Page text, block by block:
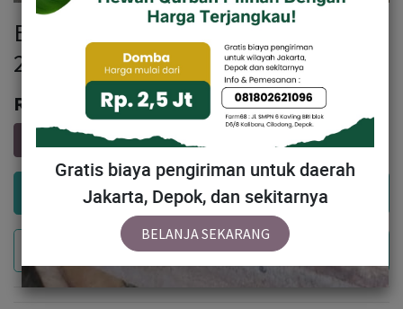
BN059 Domba Dugul Standar 20 -
25 Kg
Rp 2,410,000
Add to Cart
Buy Now
Gratis biaya pengiriman untuk daerah
Jakarta, Depok, dan sekitarnya
BELANJA SEKARANG